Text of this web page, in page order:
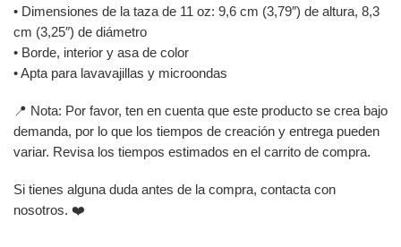
• Dimensiones de la taza de 11 oz: 9,6 cm (3,79″) de altura, 8,3
cm (3,25″) de diámetro
• Borde, interior y asa de color
• Apta para lavavajillas y microondas
📍 Nota: Por favor, ten en cuenta que este producto se crea bajo
demanda, por lo que los tiempos de creación y entrega pueden
variar. Revisa los tiempos estimados en el carrito de compra.
Si tienes alguna duda antes de la compra, contacta con
nosotros. ❤️